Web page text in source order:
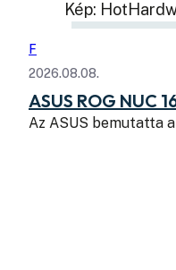
Kép:
F
2026.08.08.
ASUS ROG NUC
Az ASUS bemutatta